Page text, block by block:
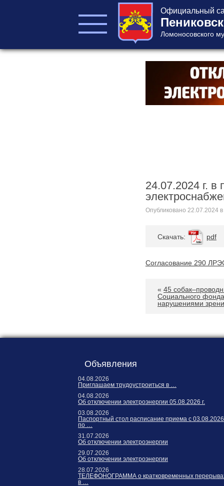
Официальный
Ломоносовского
Ломоносовский район,
Пеники, ул. Новая, д. 13,
24.07.2024 г. в
Опубликовано 22.07.2024
Cкачать: pdf
Согласование 290
« 45
Социального
нарушениями
Объявления
04.08.2026
Приглашаем трудоустроиться в …
04.08.2026
Об отключении электроэнергии 05.08.2026 г.
03.08.2026
Паспортный стол расписание приема с 03.08.2026
по …
31.07.2026
Об отключении электроэнергии
29.07.2026
Об отключении электроэнергии
28.07.2026
ТЕЛЕФОНОГРАММА о кратковременных
в …